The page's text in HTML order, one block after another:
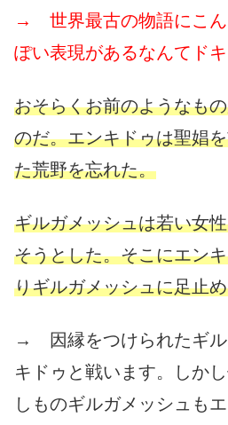
→ 世界最古の物語にこん
ぽい表現があるなんてドキ
おそらくお前のようなも
のだ。エンキドゥは聖娼
た荒野を忘れた。
ギルガメッシュは若い女
そうとした。そこにエン
りギルガメッシュに足止
→ 因縁をつけられたギル
キドゥと戦います。しか
しものギルガメッシュも